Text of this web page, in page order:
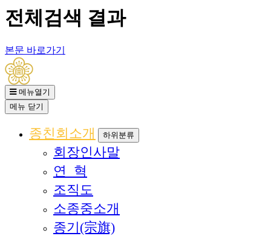
전체검색 결과
본문 바로가기
메뉴열기
메뉴 닫기
종친회소개 하위분류
회장인사말
연 혁
조직도
소종중소개
종기(宗旗)